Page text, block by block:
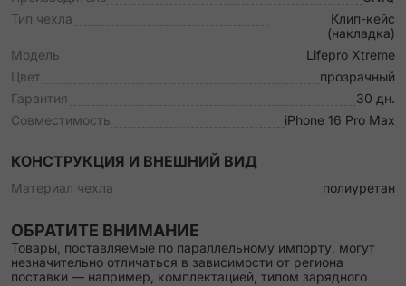
Тип чехла
Клип-кейс
(накладка)
Модель
Lifepro Xtreme
Цвет
прозрачный
Гарантия
30 дн.
Совместимость
iPhone 16 Pro Max
КОНСТРУКЦИЯ И ВНЕШНИЙ ВИД
Материал чехла полиуретан
ОБРАТИТЕ ВНИМАНИЕ
Товары, поставляемые по параллельному импорту, могут
незначительно отличаться в зависимости от региона
поставки — например, комплектацией, типом зарядного